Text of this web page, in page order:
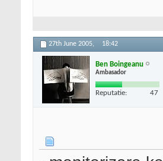
27th June 2005, 18:42
Ben Boingeanu
Ambasador
Reputatie: 47